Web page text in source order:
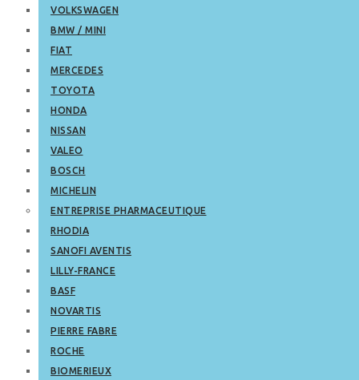
VOLKSWAGEN
BMW / MINI
FIAT
MERCEDES
TOYOTA
HONDA
NISSAN
VALEO
BOSCH
MICHELIN
ENTREPRISE PHARMACEUTIQUE
RHODIA
SANOFI AVENTIS
LILLY-FRANCE
BASF
NOVARTIS
PIERRE FABRE
ROCHE
BIOMERIEUX